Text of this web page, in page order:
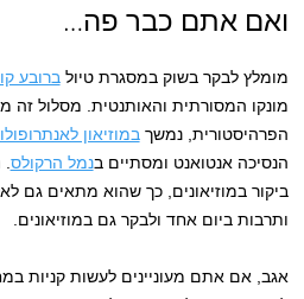
ואם אתם כבר פה…
מומלץ לבקר בשוק במסגרת טיולברובע
מונקו המסורתית והאותנטית. מסלול זה
הפרהיסטורית, נמשךבמוזיאון
הנסיכה אנטואנט ומסתיים בנמל הרקולס
ביקור במוזיאונים, כך שהוא מתאים גם
ותרבות ביום אחד ולבקר גם במוזיאונים.
אגב, אם אתם מעוניינים לעשות קניות